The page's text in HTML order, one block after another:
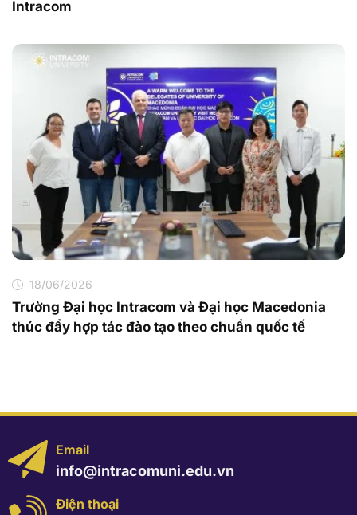
Intracom
18/06/2026
Trường Đại học Intracom và Đại học Macedonia
thúc đẩy hợp tác đào tạo theo chuẩn quốc tế
Email
info@intracomuni.edu.vn
Điện thoại